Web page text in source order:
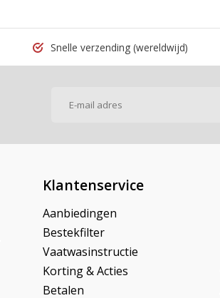
Snelle verzending (wereldwijd)
Klantenservice
Aanbiedingen
Bestekfilter
Vaatwasinstructie
Korting & Acties
Betalen